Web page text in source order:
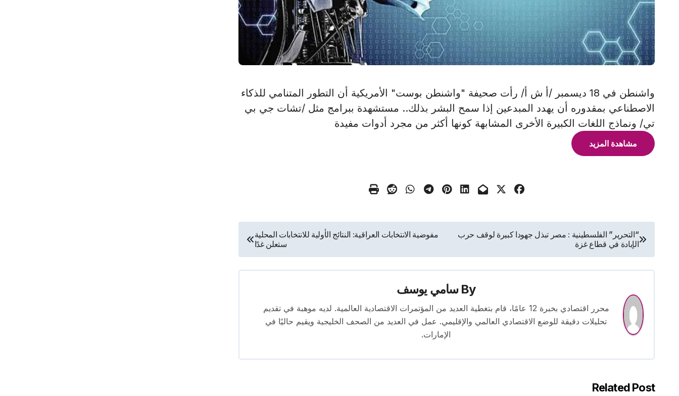
واشنطن في 18 ديسمبر /أ ش أ/ رأت صحيفة "واشنطن بوست" الأمريكية أن التطور المتنامي للذكاء
الاصطناعي بمقدوره أن يهدد المبدعين إذا سمح البشر بذلك.. مستشهدة ببرامج مثل /تشات جي بي
تي/ ونماذج اللغات الكبيرة الأخرى المشابهة كونها أكثر من مجرد أدوات مفيدة
مشاهدة المزيد
تصفّح
المقالات
“التحرير” الفلسطينية : مصر تبذل جهودا كبيرة لوقف حرب
الإبادة في قطاع غزة
مفوضية الانتخابات العراقية: النتائج الأولية للانتخابات المحلية
ستعلن غدًا
By سامي يوسف
محرر اقتصادي بخبرة 12 عامًا، قام بتغطية العديد من المؤتمرات الاقتصادية العالمية. لديه موهبة في تقديم
تحليلات دقيقة للوضع الاقتصادي العالمي والإقليمي. عمل في العديد من الصحف الخليجية ويقيم حاليًا في
الإمارات.
Related Post